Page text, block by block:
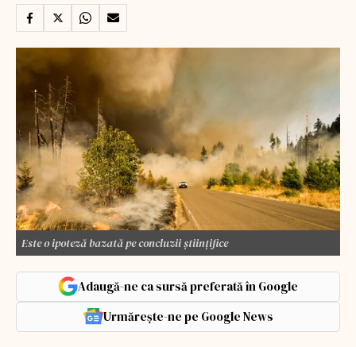
Este o ipoteză bazată pe concluzii științifice
Adaugă-ne ca sursă preferată în Google
Urmărește-ne pe Google News